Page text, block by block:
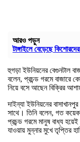
আরও পড়ুন
টাঙ্গাইলে বেড়েছে
হুগড়া ইউনিয়নের বেগুনটাল
বলেন, প্রচন্ড গরমে বাজারে
নিয়ে বসে আছেন বিক্রির
দাইন্যা ইউনিয়নের
সাথে। তিনি বলেন, গত
প্রচন্ড গরমে মানুষ বাধ্য
যাওয়ায় মুন্নার মুখে তৃপ্তির